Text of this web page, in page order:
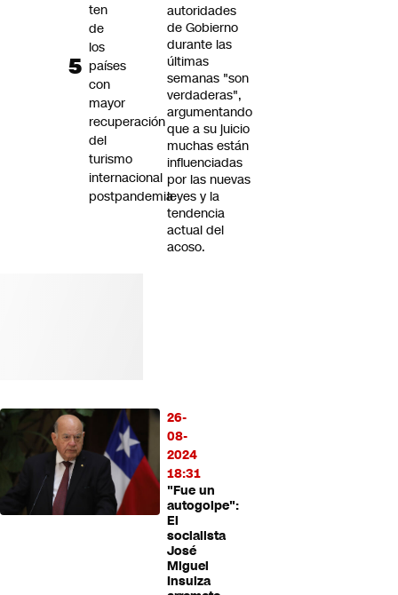
autoridades
de Gobierno
durante las
últimas
semanas "son
verdaderas",
argumentando
que a su juicio
muchas están
influenciadas
por las nuevas
leyes y la
tendencia
actual del
acoso.
26-
08-
2024
18:31
"Fue un
autogolpe":
El
socialista
José
Miguel
Insulza
ten
de
los
países
con
mayor
recuperación
del
turismo
internacional
postpandemia